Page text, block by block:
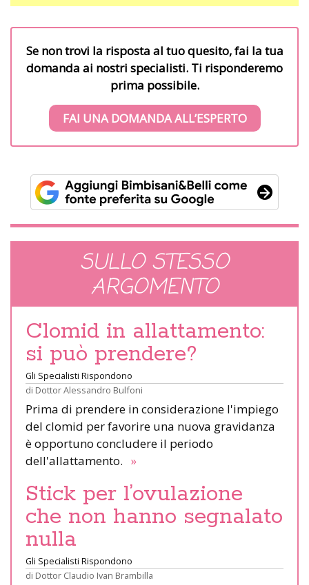
Se non trovi la risposta al tuo quesito, fai la tua
domanda ai nostri specialisti. Ti risponderemo
prima possibile.
FAI UNA DOMANDA ALL’ESPERTO
SULLO STESSO
ARGOMENTO
Clomid in allattamento:
si può prendere?
Gli Specialisti Rispondono
di Dottor Alessandro Bulfoni
Prima di prendere in considerazione l'impiego
del clomid per favorire una nuova gravidanza
è opportuno concludere il periodo
dell'allattamento. »
Stick per l’ovulazione
che non hanno segnalato
nulla
Gli Specialisti Rispondono
di Dottor Claudio Ivan Brambilla